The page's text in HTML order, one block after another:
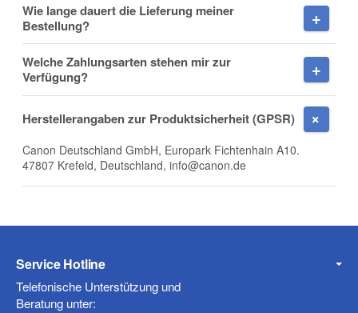
Firma
E-Mail
Wie lange dauert die Lieferung meiner
Bestellung?
Welche Zahlungsarten stehen mir zur
Verfügung?
Herstellerangaben zur Produktsicherheit (GPSR)
Canon Deutschland GmbH, Europark Fichtenhain A10.
47807 Krefeld, Deutschland, info@canon.de
Service Hotline
Telefonische Unterstützung und
Beratung unter: